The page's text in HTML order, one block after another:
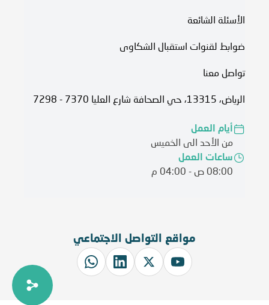
الأسئلة الشائعة
ضوابط لقنوات استقبال الشكاوى
تواصل معنا
الرياض، 13315، حي الصحافة شارع العليا 7370 - 7298
أيام العمل
من الأحد الى الخميس
ساعات العمل
08:00 ص - 04:00 م
مواقع التواصل الاجتماعي